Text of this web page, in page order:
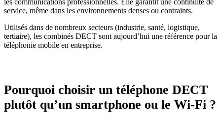
les communications professionnelles. Elle garantit une continuité de
service, même dans les environnements denses ou contraints.
Utilisés dans de nombreux secteurs (industrie, santé, logistique,
tertiaire), les combinés DECT sont aujourd’hui une référence pour la
téléphonie mobile en entreprise.
Pourquoi choisir un téléphone DECT
plutôt qu’un smartphone ou le Wi-Fi ?